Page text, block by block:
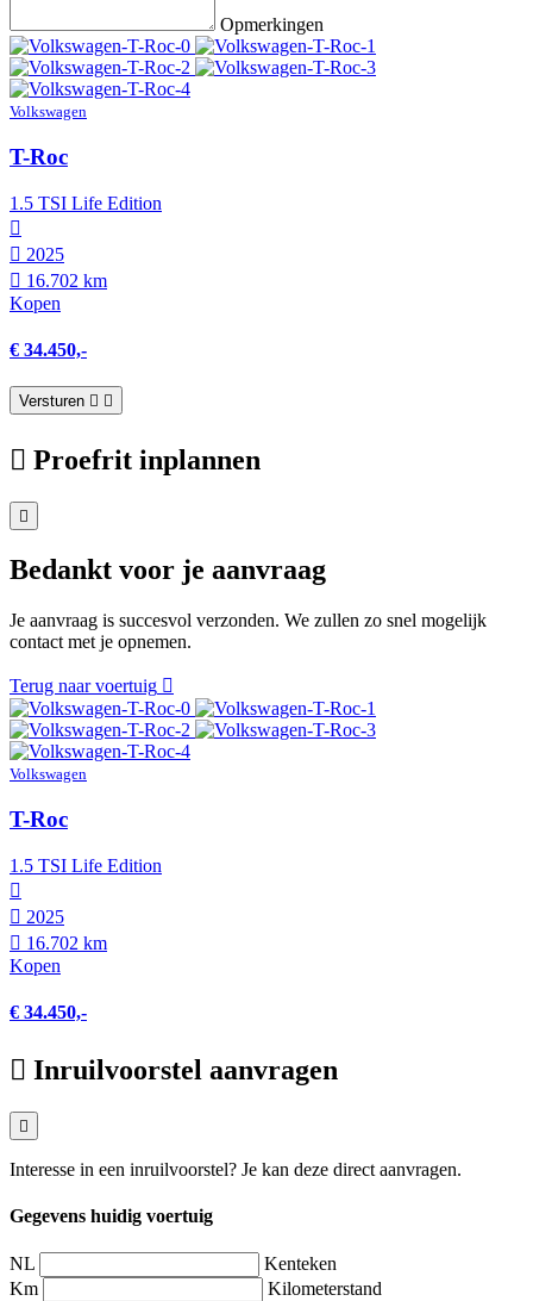
Opmerkingen
Volkswagen
T-Roc
1.5 TSI Life Edition
2025
16.702 km
Kopen
€ 34.450,-
Versturen
Proefrit inplannen
Bedankt voor je aanvraag
Je aanvraag is succesvol verzonden. We zullen zo snel mogelijk
contact met je opnemen.
Terug naar voertuig
Volkswagen
T-Roc
1.5 TSI Life Edition
2025
16.702 km
Kopen
€ 34.450,-
Inruilvoorstel aanvragen
Interesse in een inruilvoorstel? Je kan deze direct aanvragen.
Gegevens huidig voertuig
NL
Kenteken
Km
Kilometerstand